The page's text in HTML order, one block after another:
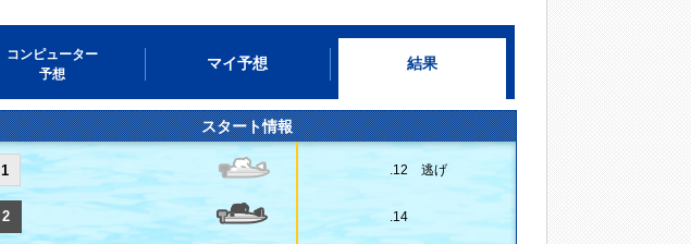
コンピューター
予想
マイ予想 結果
スタート情報
1 .12 逃げ
2 .14